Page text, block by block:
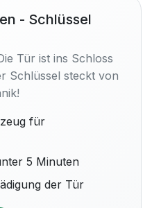
- Schlüssel
Tür ist ins Schloss
Schlüssel steckt von
für
5 Minuten
der Tür